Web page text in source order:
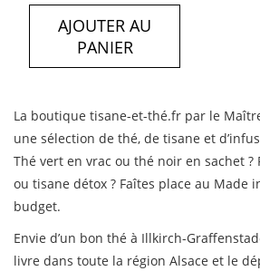
AJOUTER AU
PANIER
La boutique tisane-et-thé.fr par le
une sélection de thé, de tisane et
Thé vert en vrac ou thé noir en sachet
ou tisane détox ? Faîtes place au Made
budget.
Envie d’un bon thé à Illkirch-
livre dans toute la région Alsace et le